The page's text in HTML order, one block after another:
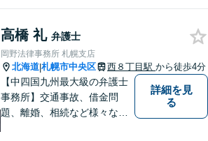
高橋 礼 弁護士
岡野法律事務所 札幌支店
北海道|札幌市中央区 西８丁目駅 から徒歩4分
【中四国九州最大級の弁護士
事務所】交通事故、借金問
題、離婚、相続など様々な問
詳細を見
る